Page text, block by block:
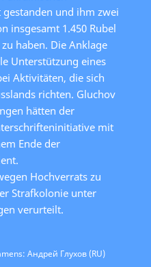
und ihm zwei
insgesamt 1.450 Rubel
haben. Die Anklage
Unterstützung eines
Aktivitäten, die sich
richten. Gluchov
hätten der
mit
Ende der
Hochverrats zu
Strafkolonie unter
verurteilt.
Андрей Глухов (RU)